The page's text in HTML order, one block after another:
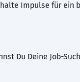
Impulse für ein
Du Deine Job-